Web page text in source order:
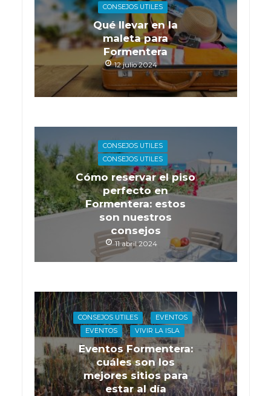
CONSEJOS UTILES
Qué llevar en la
maleta para
Formentera
12 julio 2024
CONSEJOS UTILES
CONSEJOS UTILES
Cómo reservar el piso
perfecto en
Formentera: estos
son nuestros
consejos
11 abril 2024
CONSEJOS UTILES
EVENTOS
EVENTOS
VIVIR LA ISLA
Eventos Formentera:
cuáles son los
mejores sitios para
estar al día